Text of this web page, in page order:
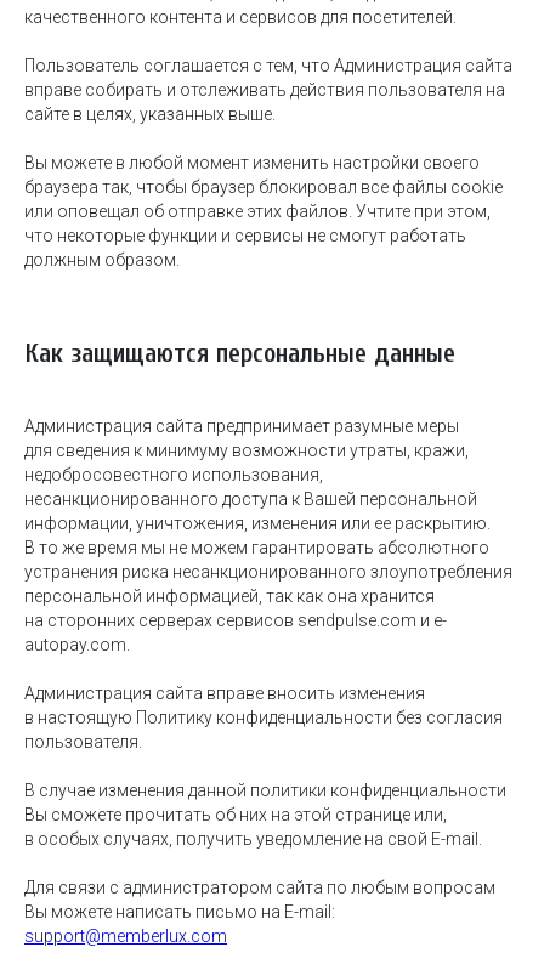
качественного контента и сервисов для посетителей.
Пользователь соглашается с тем, что Администрация сайта
вправе собирать и отслеживать действия пользователя на
сайте в целях, указанных выше.
Вы можете в любой момент изменить настройки своего
браузера так, чтобы браузер блокировал все файлы cookie
или оповещал об отправке этих файлов. Учтите при этом,
что некоторые функции и сервисы не смогут работать
должным образом.
Как защищаются персональные данные
Администрация сайта предпринимает разумные меры
для сведения к минимуму возможности утраты, кражи,
недобросовестного использования,
несанкционированного доступа к Вашей персональной
информации, уничтожения, изменения или ее раскрытию.
В то же время мы не можем гарантировать абсолютного
устранения риска несанкционированного злоупотребления
персональной информацией, так как она хранится
на сторонних серверах сервисов sendpulse.com и e-
autopay.com.
Администрация сайта вправе вносить изменения
в настоящую Политику конфиденциальности без согласия
пользователя.
В случае изменения данной политики конфиденциальности
Вы сможете прочитать об них на этой странице или,
в особых случаях, получить уведомление на свой E-mail.
Для связи с администратором сайта по любым вопросам
Bы можете написать письмо на E-mail:
support@memberlux.com